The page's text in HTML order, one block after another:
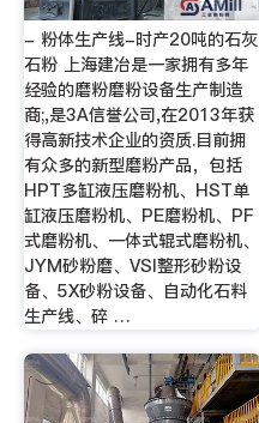
- 粉体生产线-时产20吨的石灰
石粉 上海建冶是一家拥有多年
经验的磨粉磨粉设备生产制造
商;,是3A信誉公司,在2013年获
得高新技术企业的资质.目前拥
有众多的新型磨粉产品，包括
HPT多缸液压磨粉机、HST单
缸液压磨粉机、PE磨粉机、PF
式磨粉机、一体式辊式磨粉机、
JYM砂粉磨、VSI整形砂粉设
备、5X砂粉设备、自动化石料
生产线、碎 …